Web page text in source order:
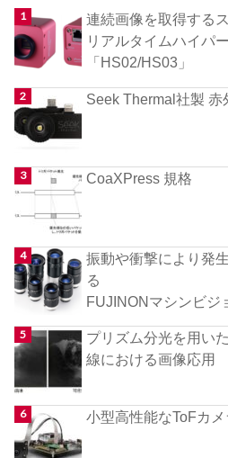
連続画像を取得する
リアルタイムハイパ
「HS02/HS03」
Seek Thermal社製 赤
CoaXPress 規格
振動や衝撃により発
る
FUJINONマシンビジ
プリズム分光を用い
線における画像応用
小型高性能なToFカ